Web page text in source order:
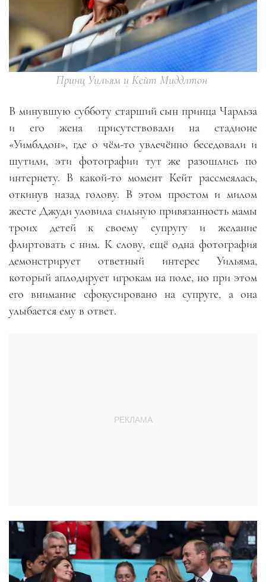
Принц Уильям и Кейт Миддлтон
В минувшую субботу старший сын принца Чарльза
и его жена присутствовали на стадионе
«Уимблдон», где о чём-то увлечённо беседовали и
шутили, эти фотографии тут же разошлись по
интернету. В какой-то момент Кейт рассмеялась,
откинув назад голову. В этом простом и милом
жесте Джуди уловила сильную привязанность мамы
троих детей к своему супругу и желание
флиртовать с ним. К слову, ещё одна фотография
демонстрирует ответный интерес Уильяма,
который аплодирует игрокам на поле, но при этом
его внимание сфокусировано на супруге, а она
улыбается ему в ответ.